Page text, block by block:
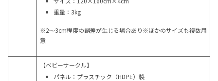
重量：3kg
※2～3cm程度の誤差が生じる場合あり※ほかのサイズも複数用
意
【ベビーサークル】
パネル：プラスチック（HDPE）製